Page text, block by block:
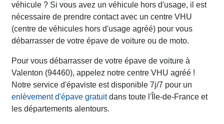
véhicule ? Si vous avez un véhicule hors d'usage, il est
nécessaire de prendre contact avec un centre VHU
(centre de véhicules hors d'usage agréé) pour vous
débarrasser de votre épave de voiture ou de moto.
Pour vous débarrasser de votre épave de voiture à
Valenton (94460), appelez notre centre VHU agréé !
Notre service d'épaviste est disponible 7j/7 pour un
enlèvement d'épave gratuitdans toute l'Île-de-France et
les départements alentours.